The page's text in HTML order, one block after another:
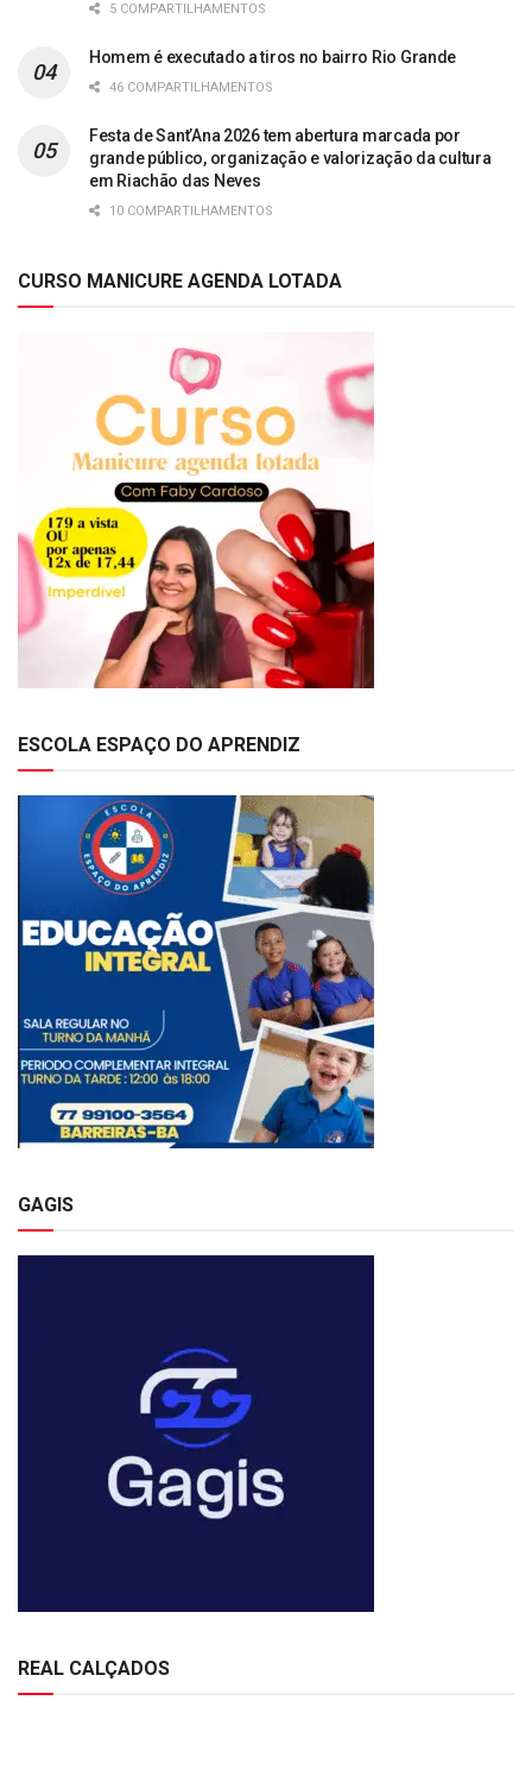
5 COMPARTILHAMENTOS
Homem é executado a tiros no bairro Rio Grande
46 COMPARTILHAMENTOS
Festa de Sant’Ana 2026 tem abertura marcada por
grande público, organização e valorização da cultura
em Riachão das Neves
10 COMPARTILHAMENTOS
CURSO MANICURE AGENDA LOTADA
ESCOLA ESPAÇO DO APRENDIZ
GAGIS
REAL CALÇADOS